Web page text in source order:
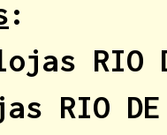
:
RIO
RIO DE